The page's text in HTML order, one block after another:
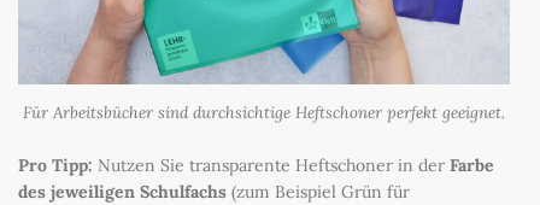
Für Arbeitsbücher sind durchsichtige Heftschoner perfekt geeignet.
Pro Tipp: Nutzen Sie transparente Heftschoner in der Farbe
des jeweiligen Schulfachs (zum Beispiel Grün für